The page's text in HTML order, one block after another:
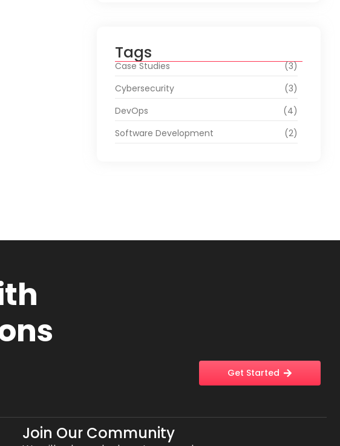
Tags
Case Studies
(3)
Cybersecurity
(3)
DevOps
(4)
Software Development
(2)
Get Started
Join Our Community